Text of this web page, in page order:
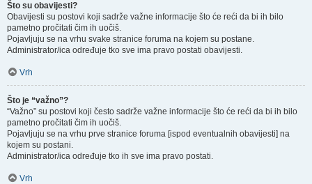
Što su obavijesti?
Obavijesti su postovi koji sadrže važne informacije što će reći da bi ih bilo
pametno pročitati čim ih uočiš.
Pojavljuju se na vrhu svake stranice foruma na kojem su postane.
Administrator/ica određuje tko sve ima pravo postati obavijesti.
Vrh
Što je “važno”?
“Važno” su postovi koji često sadrže važne informacije što će reći da bi ih bilo
pametno pročitati čim ih uočiš.
Pojavljuju se na vrhu prve stranice foruma [ispod eventualnih obavijesti] na
kojem su postani.
Administrator/ica određuje tko ih sve ima pravo postati.
Vrh